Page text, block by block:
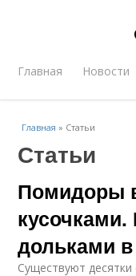
Главная Новости
Главная » Статьи
Статьи
Помидоры
дольками
Существуют